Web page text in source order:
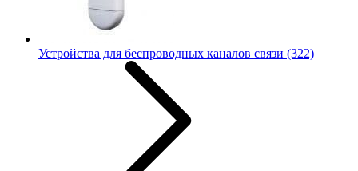
Устройства для беспроводных каналов связи (322)